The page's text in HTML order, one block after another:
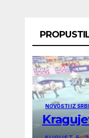
NOVOSTI IZ